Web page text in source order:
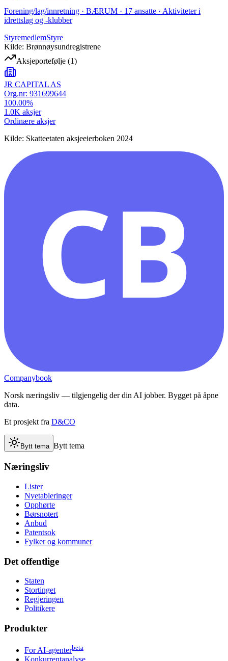
Forening/lag/innretning · BÆRUM · 17 ansatte · Aktiviteter i
idrettslag og -klubber
StyremedlemStyre
Kilde: Brønnøysundregistrene
Aksjeportefølje (1)
JR CAPITAL AS
Org.nr: 931699644
100.00%
1.0K aksjer
Ordinære aksjer
Kilde: Skatteetaten aksjeeierboken 2024
CB
Companybook
Norsk næringsliv — tilgjengelig der din AI jobber. Bygget på åpne
data.
Et prosjekt fra D&CO
Bytt tema Bytt tema
Næringsliv
Lister
Nyetableringer
Opphørte
Børsnotert
Anbud
Patentsok
Fylker og kommuner
Det offentlige
Staten
Stortinget
Regjeringen
Politikere
Produkter
For AI-agenterbeta
Konkurrentanalyse